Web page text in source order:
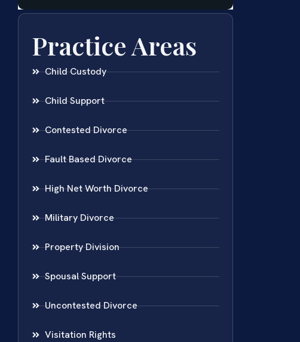
Practice Areas
Child Custody
Child Support
Contested Divorce
Fault Based Divorce
High Net Worth Divorce
Military Divorce
Property Division
Spousal Support
Uncontested Divorce
Visitation Rights